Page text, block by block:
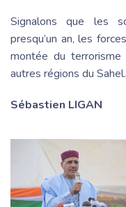
Signalons que les
presqu’un an, les
montée du
autres régions du Sahel.
Sébastien LIGAN